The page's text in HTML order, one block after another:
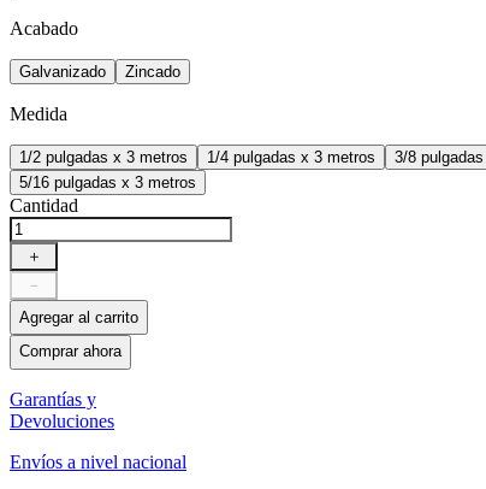
Acabado
Galvanizado Zincado
Medida
1/2 pulgadas x 3 metros 1/4 pulgadas x 3 metros
3/8
5/16 pulgadas x 3 metros
Cantidad
＋
－
Agregar al carrito
Comprar ahora
Garantías y
Devoluciones
Envíos a nivel nacional